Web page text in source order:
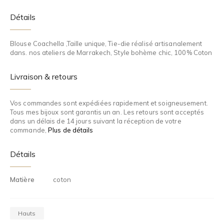
Détails
Blouse Coachella ,Taille unique, Tie-die réalisé artisanalement
dans. nos ateliers de Marrakech, Style bohème chic, 100% Coton
Livraison & retours
Vos commandes sont expédiées rapidement et soigneusement.
Tous mes bijoux sont garantis un an. Les retours sont acceptés
dans un délais de 14 jours suivant la réception de votre
commande, Plus de détails
Détails
Matière coton
Hauts